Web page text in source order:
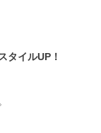
タイルUP！